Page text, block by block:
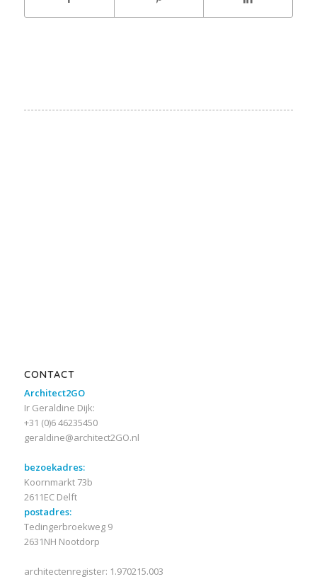
CONTACT
Architect2GO
Ir Geraldine Dijk:
+31 (0)6 46235450
geraldine@architect2GO.nl
bezoekadres:
Koornmarkt 73b
2611EC Delft
postadres:
Tedingerbroekweg 9
2631NH Nootdorp
architectenregister: 1.970215.003